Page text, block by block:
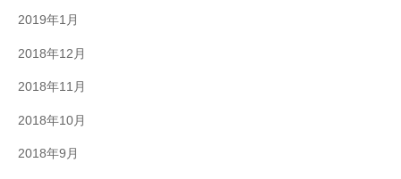
2019年1月
2018年12月
2018年11月
2018年10月
2018年9月